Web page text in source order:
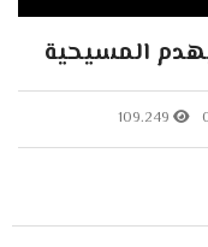
يهدم المسيحية
109.249